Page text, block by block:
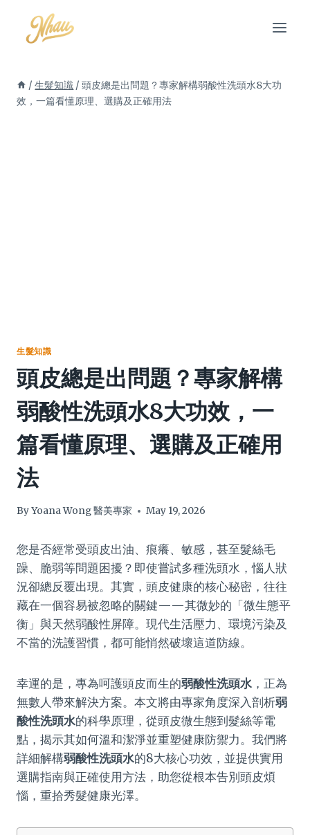
content
/ 生髮知識 / 頭皮總是出問題？專家解構弱酸性洗頭水8大功
效，一篇看懂原理、選購及正確用法
生髮知識
頭皮總是出問題？專家解構
弱酸性洗頭水8大功效，一
篇看懂原理、選購及正確用
法
ByYoana Wong 醫美專家 May 19, 2026
您是否經常受頭皮出油、痕癢、敏感，甚至髮絲毛
躁、脆弱等問題困擾？即使嘗試多種洗頭水，惱人狀
況卻總反覆出現。其實，頭皮健康的核心秘密，往往
藏在一個容易被忽略的關鍵——其微妙的「微生態平
衡」與天然弱酸性屏障。現代生活壓力、環境污染及
不當的洗護習慣，都可能悄然破壞這道防線。
幸運的是，專為呵護頭皮而生的弱酸性洗頭水 ，正為
無數人帶來解決方案。本文將由專家角度深入剖析弱
酸性洗頭水的科學原理，從頭皮微生態到髮絲等電
點，揭示其如何溫和潔淨並重塑健康防禦力。我們將
詳細解構弱酸性洗頭水的8大核心功效，並提供實用
選購指南與正確使用方法，助您從根本告別頭皮煩
惱，重拾秀髮健康光澤。